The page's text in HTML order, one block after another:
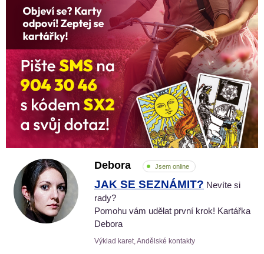
Debora Jsem online
JAK SE SEZNÁMIT? Nevíte si
rady?
Pomohu vám udělat první krok! Kartářka
Debora
Výklad karet, Andělské kontakty